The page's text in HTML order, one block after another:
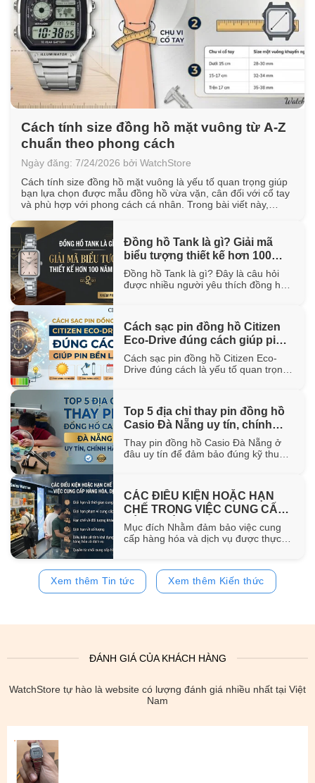
Cách tính size đồng hồ mặt vuông từ A-Z
chuẩn theo phong cách
Ngày đăng: 7/24/2026 bởi WatchStore
Cách tính size đồng hồ mặt vuông là yếu tố quan trọng giúp
bạn lựa chọn được mẫu đồng hồ vừa vặn, cân đối với cổ tay
và phù hợp với phong cách cá nhân. Trong bài viết này,
thước mặt vuông [...]
Đồng hồ Tank là gì? Giải mã
biểu tượng thiết kế hơn 100
năm tuổi
Đồng hồ Tank là gì? Đây là câu hỏi
được nhiều người yêu thích đồng hồ
Trong bài viết này, WatchStore sẽ
giúp bạn khám phá nguồn gốc ra đời,
đặc điểm [...]
Cách sạc pin đồng hồ Citizen
Eco-Drive đúng cách giúp pin
bền lâu
Cách sạc pin đồng hồ Citizen Eco-
Drive đúng cách là yếu tố quan trọng
WatchStore sẽ hướng dẫn chi tiết các
phương pháp sạc bằng ánh sáng mặt
trời, ánh [...]
Top 5 địa chỉ thay pin đồng hồ
Casio Đà Nẵng uy tín, chính
hãng
Thay pin đồng hồ Casio Đà Nẵng ở
đâu uy tín để đảm bảo đúng kỹ thuật
thay pin Casio đáng tin cậy tại Đà
Nẵng, đồng thời chia sẻ quy trình
thay pin và bảng giá tham [...]
CÁC ĐIỀU KIỆN HOẶC HẠN
CHẾ TRONG VIỆC CUNG CẤP
HÀNG HÓA, DỊCH VỤ
Mục đích Nhằm đảm bảo việc cung
cấp hàng hóa và dịch vụ được thực
khách hàng, website
https://www.watchstore.vn công bố
các điều kiện và giới hạn áp dụng đối
Xem thêm Tin tức Xem thêm Kiến thức
ĐÁNH GIÁ CỦA KHÁCH HÀNG
WatchStore tự hào là website có lượng đánh giá nhiều nhất tại Việt
Nam